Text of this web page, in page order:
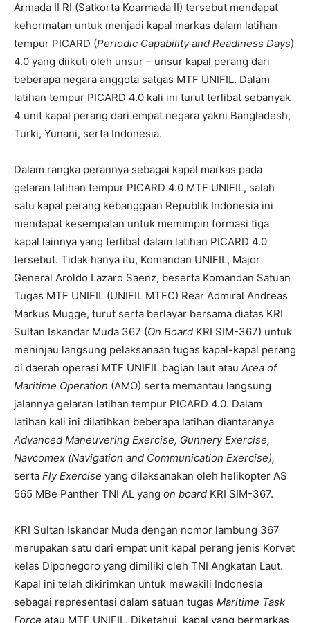
Armada II RI (Satkorta Koarmada II) tersebut mendapat
kehormatan untuk menjadi kapal markas dalam latihan
tempur PICARD (Periodic Capability and Readiness Days)
4.0 yang diikuti oleh unsur – unsur kapal perang dari
beberapa negara anggota satgas MTF UNIFIL. Dalam
latihan tempur PICARD 4.0 kali ini turut terlibat sebanyak
4 unit kapal perang dari empat negara yakni Bangladesh,
Turki, Yunani, serta Indonesia.
Dalam rangka perannya sebagai kapal markas pada
gelaran latihan tempur PICARD 4.0 MTF UNIFIL, salah
satu kapal perang kebanggaan Republik Indonesia ini
mendapat kesempatan untuk memimpin formasi tiga
kapal lainnya yang terlibat dalam latihan PICARD 4.0
tersebut. Tidak hanya itu, Komandan UNIFIL, Major
General Aroldo Lazaro Saenz, beserta Komandan Satuan
Tugas MTF UNIFIL (UNIFIL MTFC) Rear Admiral Andreas
Markus Mugge, turut serta berlayar bersama diatas KRI
Sultan Iskandar Muda 367 (On Board KRI SIM-367) untuk
meninjau langsung pelaksanaan tugas kapal-kapal perang
di daerah operasi MTF UNIFIL bagian laut atau Area of
Maritime Operation (AMO) serta memantau langsung
jalannya gelaran latihan tempur PICARD 4.0. Dalam
latihan kali ini dilatihkan beberapa latihan diantaranya
Advanced Maneuvering Exercise, Gunnery Exercise,
Navcomex (Navigation and Communication Exercise),
serta Fly Exercise yang dilaksanakan oleh helikopter AS
565 MBe Panther TNI AL yang on board KRI SIM-367.
KRI Sultan Iskandar Muda dengan nomor lambung 367
merupakan satu dari empat unit kapal perang jenis Korvet
kelas Diponegoro yang dimiliki oleh TNI Angkatan Laut.
Kapal ini telah dikirimkan untuk mewakili Indonesia
sebagai representasi dalam satuan tugas Maritime Task
Force atau MTF UNIFIL. Diketahui, kapal yang bermarkas